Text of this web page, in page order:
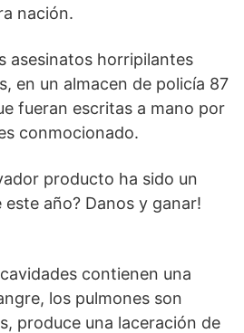
nación.
asesinatos horripilantes
en un almacen de policía 87
fueran escritas a mano por
conmocionado.
producto ha sido un
año? Danos y ganar!
contienen una
los pulmones son
produce una laceración de